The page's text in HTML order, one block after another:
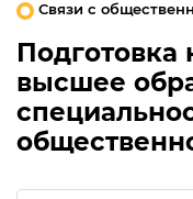
Связи с
Подготовка
высшее